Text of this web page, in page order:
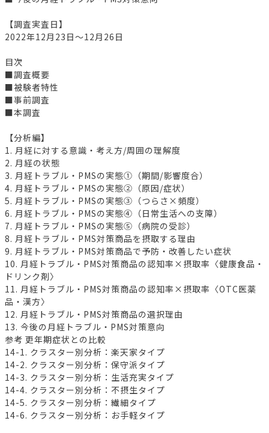
【調査実査日】
2022年12月23日～12月26日
目次
■調査概要
■被験者特性
■事前調査
■本調査
【分析編】
1. 月経に対する意識・考え方/周囲の理解度
2. 月経の状態
3. 月経トラブル・PMSの実態①（期間/影響度合）
4. 月経トラブル・PMSの実態②（原因/症状）
5. 月経トラブル・PMSの実態③（つらさ×頻度）
6. 月経トラブル・PMSの実態④（日常生活への支障）
7. 月経トラブル・PMSの実態⑤（病院の受診）
8. 月経トラブル・PMS対策商品を摂取する理由
9. 月経トラブル・PMS対策商品で予防・改善したい症状
10. 月経トラブル・PMS対策商品の認知率×摂取率〈健康食品・
ドリンク剤〉
11. 月経トラブル・PMS対策商品の認知率×摂取率〈OTC医薬
品・漢方〉
12. 月経トラブル・PMS対策商品の選択理由
13. 今後の月経トラブル・PMS対策意向
参考 更年期症状との比較
14-1. クラスター別分析：楽天家タイプ
14-2. クラスター別分析：保守派タイプ
14-3. クラスター別分析：生活充実タイプ
14-4. クラスター別分析：不摂生タイプ
14-5. クラスター別分析：繊細タイプ
14-6. クラスター別分析：お手軽タイプ